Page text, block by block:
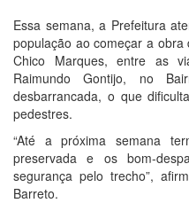
Essa semana, a Prefeitura
população ao começar a
Chico Marques, entre as
Raimundo Gontijo, no
desbarrancada, o que
pedestres.
“Até a próxima semana
preservada e os bom-
segurança pelo trecho”,
Barreto.